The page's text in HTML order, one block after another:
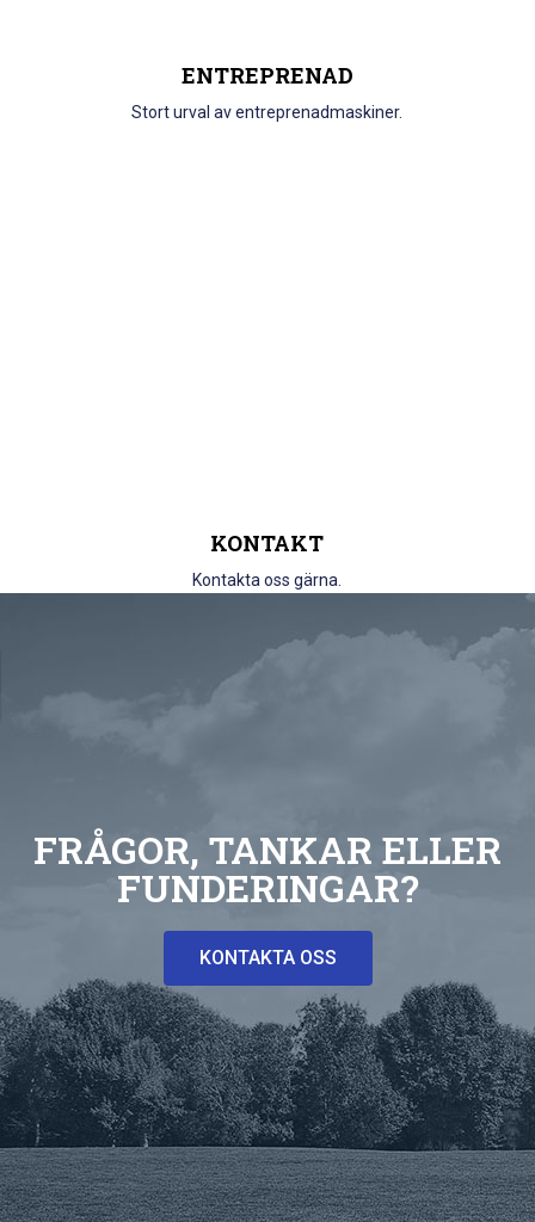
ENTREPRENAD
Stort urval av entreprenadmaskiner.
KONTAKT
Kontakta oss gärna.
FRÅGOR, TANKAR ELLER
FUNDERINGAR?
KONTAKTA OSS